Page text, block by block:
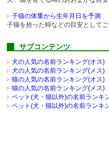
子猫の体重から生年月日を予測
子猫を拾った時などの目安としてご
サブコンテンツ
犬の人気の名前ランキング(オス)
犬の人気の名前ランキング(メス)
猫の人気の名前ランキング(オス)
猫の人気の名前ランキング(メス)
ペット(犬・猫以外)の名前ランキ
ペット(犬・猫以外)の名前ランキ